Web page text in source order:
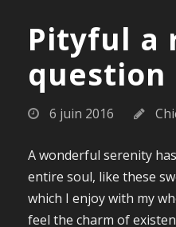
Pityful a
question
6 juin 2016
A wonderful serenity
entire soul, like these
which I enjoy with my
feel the charm of